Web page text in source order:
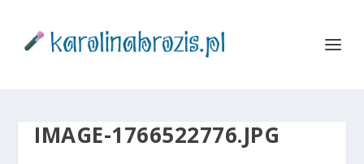
IMAGE-1766522776.JPG